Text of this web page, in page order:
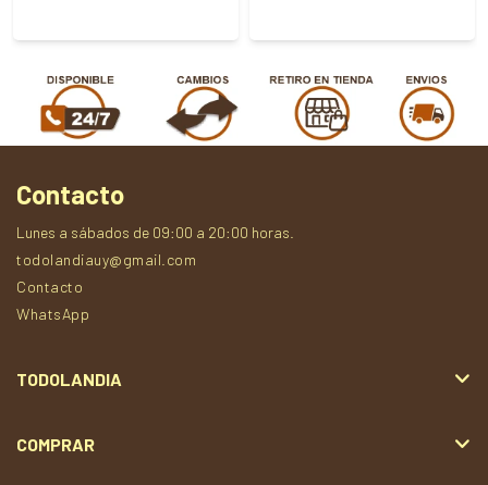
Contacto
Lunes a sábados de 09:00 a 20:00 horas.
todolandiauy@gmail.com
Contacto
WhatsApp
TODOLANDIA
COMPRAR